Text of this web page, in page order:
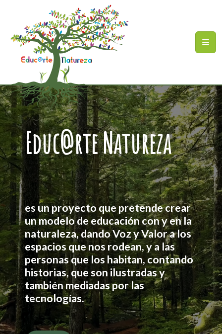
Skip to main content
Sitemap
Educ@rte Natureza
es un proyecto que pretende crear
un modelo de educación con y en la
naturaleza, dando Voz y Valor a los
espacios que nos rodean, y a las
personas que los habitan, contando
historias, que son ilustradas y
también mediadas por las
tecnologías.